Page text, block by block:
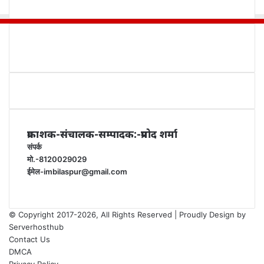
प्रकाशक-संचालक-सम्पादक:-प्रमोद शर्मा
संपर्क
मो.-8120029029
ईमेल-imbilaspur@gmail.com
© Copyright 2017-2026, All Rights Reserved | Proudly Design by
Serverhosthub
Contact Us
DMCA